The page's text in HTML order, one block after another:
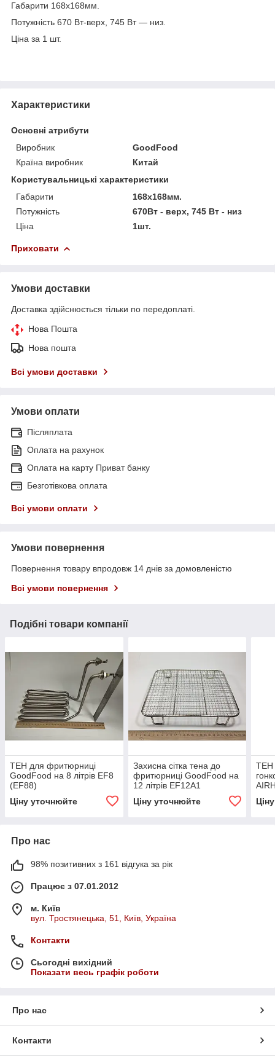
Габарити 168х168мм.
Потужність 670 Вт-верх, 745 Вт — низ.
Ціна за 1 шт.
Характеристики
Основні атрибути
Виробник
GoodFood
Країна виробник
Китай
Користувальницькі характеристики
Габарити
168х168мм.
Потужність
670Вт - верх, 745 Вт - низ
Ціна
1шт.
Приховати
Умови доставки
Доставка здійснюється тільки по передоплаті.
Нова Пошта
Нова пошта
Всі умови доставки
Умови оплати
Післяплата
Оплата на рахунок
Оплата на карту Приват банку
Безготівкова оплата
Всі умови оплати
Умови повернення
Повернення товару впродовж 14 днів за домовленістю
Всі умови повернення
Подібні товари компанії
ТЕН для фритюрниці
GoodFood на 8 літрів EF8
(EF88)
Ціну уточнюйте
Захисна сітка тена до
фритюрниці GoodFood на
12 літрів EF12A1
Ціну уточнюйте
ТЕН
Про нас
98% позитивних з 161 відгука за рік
Працює з 07.01.2012
м. Київ
вул. Тростянецька, 51, Київ, Україна
Контакти
Сьогодні вихідний
Показати весь графік роботи
Про нас
Контакти